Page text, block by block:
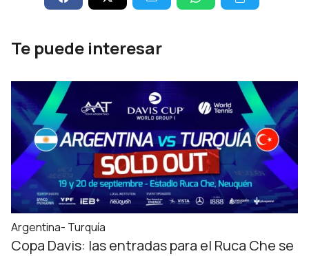
Te puede interesar
Argentina- Turquía
Copa Davis: las entradas para el Ruca Che se